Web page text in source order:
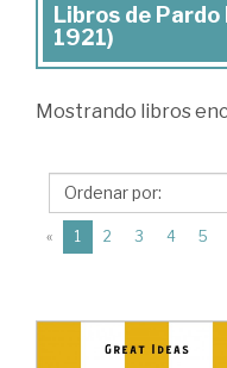
Libros
de
Pardo
Emilia
(1851-
1921)
Libros de Pardo
1921)
Mostrando libros
« 1 (current)
2 3 4 5